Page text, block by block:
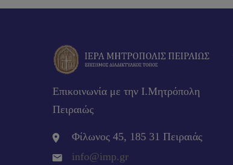
Επικοινωνία με την Ι.Μητρόπολη
Πειραιώς
Φίλωνος 45, 185 31 Πειραιάς
info@imp.gr